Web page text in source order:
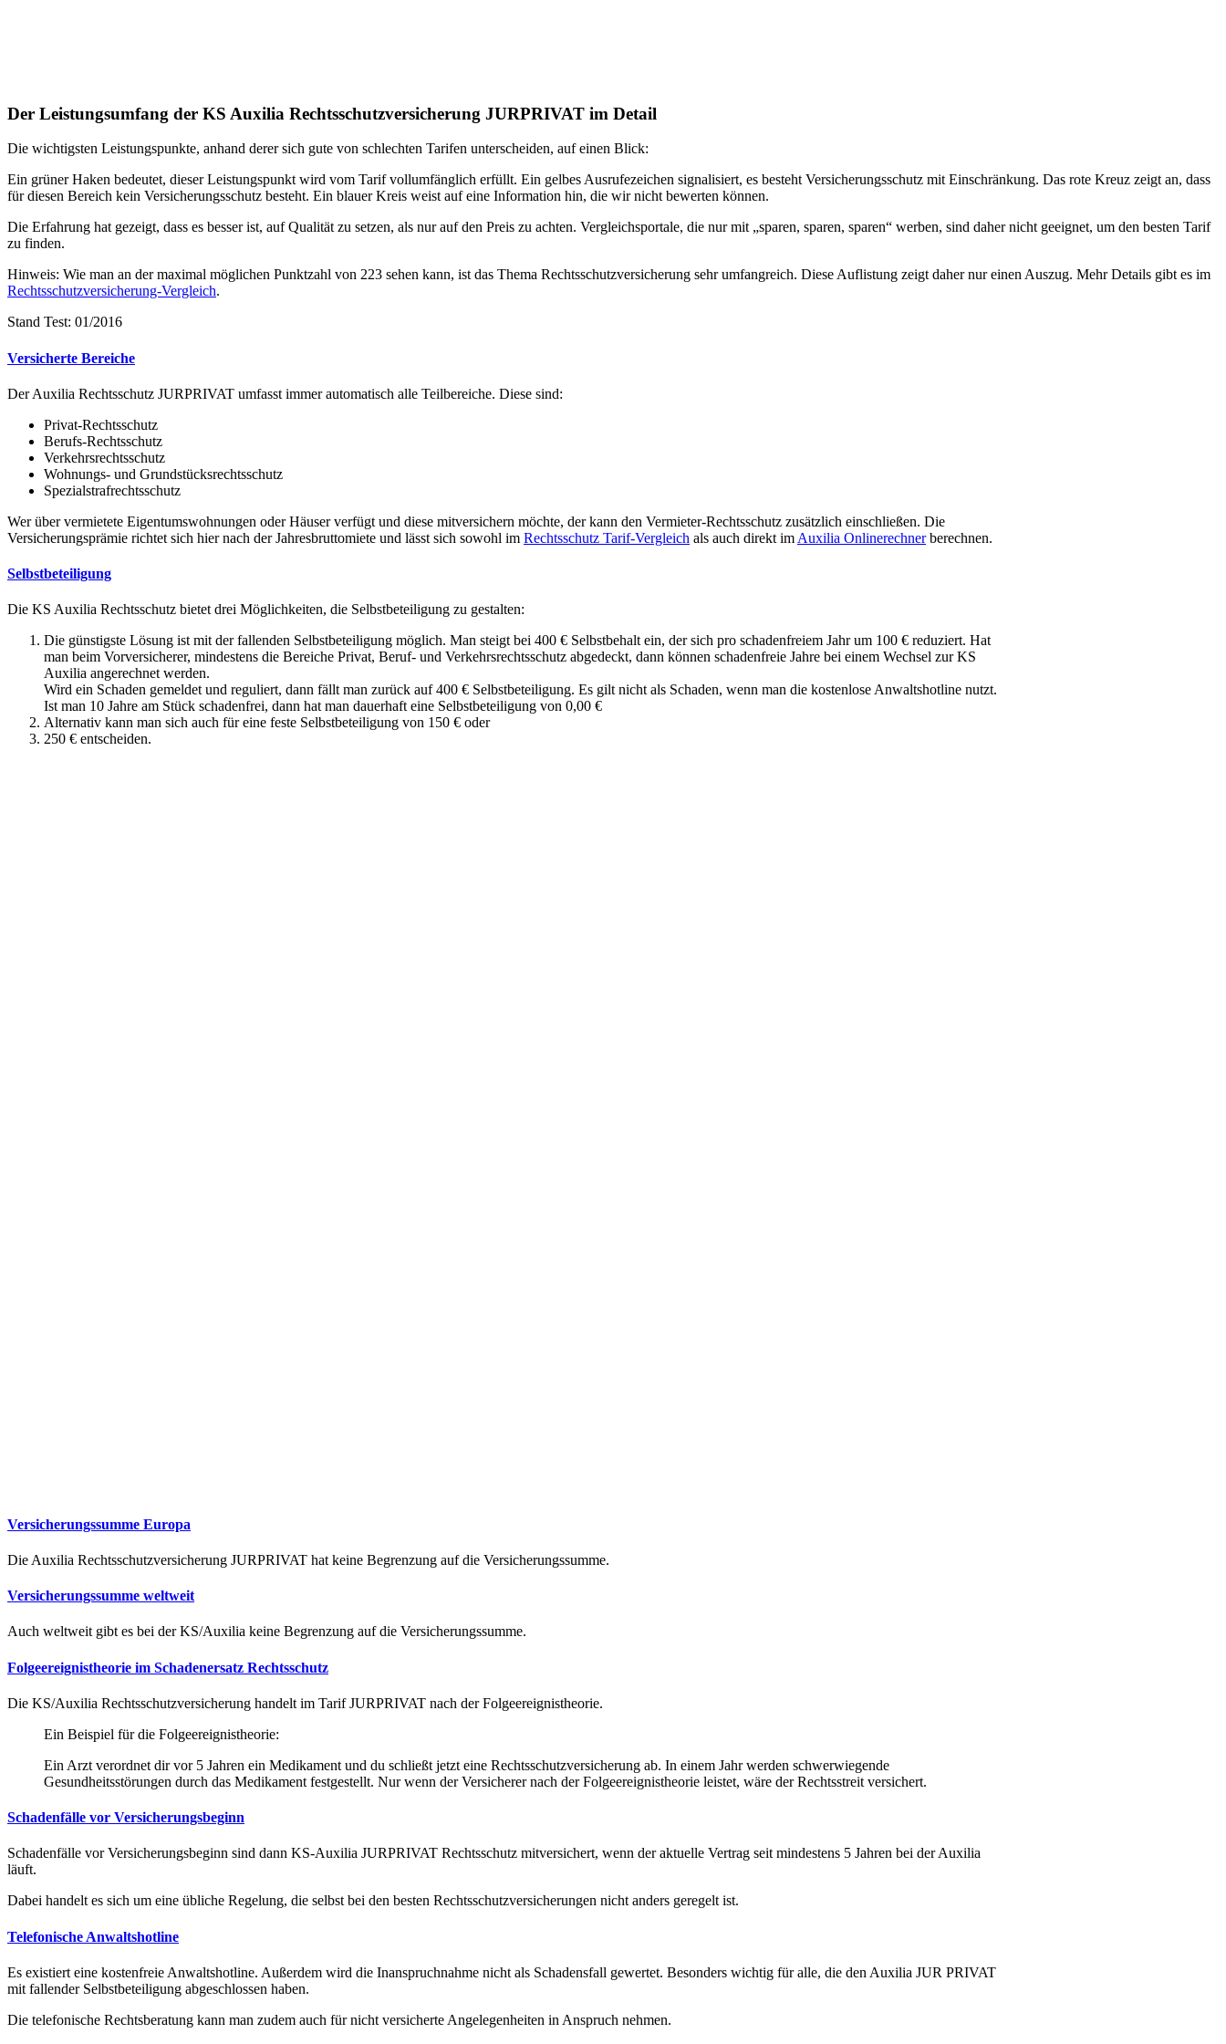
Der Leistungsumfang der KS Auxilia Rechtsschutzversicherung JURPRIVAT im Detail
Die wichtigsten Leistungspunkte, anhand derer sich gute von schlechten Tarifen unterscheiden, auf einen Blick:
Ein grüner Haken bedeutet, dieser Leistungspunkt wird vom Tarif vollumfänglich erfüllt. Ein gelbes Ausrufezeichen signalisiert, es besteht Versicherungsschutz mit Einschränkung. Das rote Kreuz zeigt an, dass
für diesen Bereich kein Versicherungsschutz besteht. Ein blauer Kreis weist auf eine Information hin, die wir nicht bewerten können.
Die Erfahrung hat gezeigt, dass es besser ist, auf Qualität zu setzen, als nur auf den Preis zu achten. Vergleichsportale, die nur mit „sparen, sparen, sparen“ werben, sind daher nicht geeignet, um den besten Tarif
zu finden.
Hinweis: Wie man an der maximal möglichen Punktzahl von 223 sehen kann, ist das Thema Rechtsschutzversicherung sehr umfangreich. Diese Auflistung zeigt daher nur einen Auszug. Mehr Details gibt es im
Rechtsschutzversicherung-Vergleich.
Stand Test: 01/2016
Versicherte Bereiche
Der Auxilia Rechtsschutz JURPRIVAT umfasst immer automatisch alle Teilbereiche. Diese sind:
Privat-Rechtsschutz
Berufs-Rechtsschutz
Verkehrsrechtsschutz
Wohnungs- und Grundstücksrechtsschutz
Spezialstrafrechtsschutz
Wer über vermietete Eigentumswohnungen oder Häuser verfügt und diese mitversichern möchte, der kann den Vermieter-Rechtsschutz zusätzlich einschließen. Die
Versicherungsprämie richtet sich hier nach der Jahresbruttomiete und lässt sich sowohl im Rechtsschutz Tarif-Vergleich als auch direkt im Auxilia Onlinerechnerberechnen.
Selbstbeteiligung
Die KS Auxilia Rechtsschutz bietet drei Möglichkeiten, die Selbstbeteiligung zu gestalten:
Die günstigste Lösung ist mit der fallenden Selbstbeteiligung möglich. Man steigt bei 400 € Selbstbehalt ein, der sich pro schadenfreiem Jahr um 100 € reduziert. Hat
man beim Vorversicherer, mindestens die Bereiche Privat, Beruf- und Verkehrsrechtsschutz abgedeckt, dann können schadenfreie Jahre bei einem Wechsel zur KS
Auxilia angerechnet werden.
Wird ein Schaden gemeldet und reguliert, dann fällt man zurück auf 400 € Selbstbeteiligung. Es gilt nicht als Schaden, wenn man die kostenlose Anwaltshotline nutzt.
Ist man 10 Jahre am Stück schadenfrei, dann hat man dauerhaft eine Selbstbeteiligung von 0,00 €
Alternativ kann man sich auch für eine feste Selbstbeteiligung von 150 € oder
250 € entscheiden.
Versicherungssumme Europa
Die Auxilia Rechtsschutzversicherung JURPRIVAT hat keine Begrenzung auf die Versicherungssumme.
Versicherungssumme weltweit
Auch weltweit gibt es bei der KS/Auxilia keine Begrenzung auf die Versicherungssumme.
Folgeereignistheorie im Schadenersatz Rechtsschutz
Die KS/Auxilia Rechtsschutzversicherung handelt im Tarif JURPRIVAT nach der Folgeereignistheorie.
Ein Beispiel für die Folgeereignistheorie:
Ein Arzt verordnet dir vor 5 Jahren ein Medikament und du schließt jetzt eine Rechtsschutzversicherung ab. In einem Jahr werden schwerwiegende
Gesundheitsstörungen durch das Medikament festgestellt. Nur wenn der Versicherer nach der Folgeereignistheorie leistet, wäre der Rechtsstreit versichert.
Schadenfälle vor Versicherungsbeginn
Schadenfälle vor Versicherungsbeginn sind dann KS-Auxilia JURPRIVAT Rechtsschutz mitversichert, wenn der aktuelle Vertrag seit mindestens 5 Jahren bei der Auxilia
läuft.
Dabei handelt es sich um eine übliche Regelung, die selbst bei den besten Rechtsschutzversicherungen nicht anders geregelt ist.
Telefonische Anwaltshotline
Es existiert eine kostenfreie Anwaltshotline. Außerdem wird die Inanspruchnahme nicht als Schadensfall gewertet. Besonders wichtig für alle, die den Auxilia JUR PRIVAT
mit fallender Selbstbeteiligung abgeschlossen haben.
Die telefonische Rechtsberatung kann man zudem auch für nicht versicherte Angelegenheiten in Anspruch nehmen.